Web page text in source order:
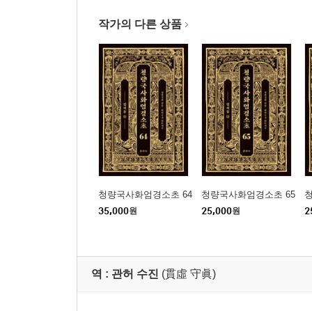
작가의 다른 상품
청량국사화엄경소초 64
35,000원
청량국사화엄경소초 65
25,000원
역 : 관허 수진 (貫虛 守眞)